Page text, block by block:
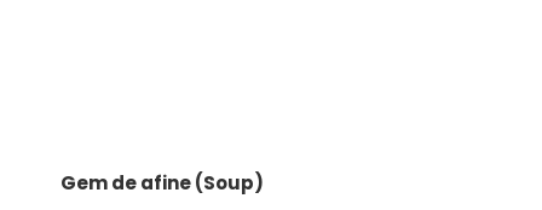
Gem de afine (Soup)